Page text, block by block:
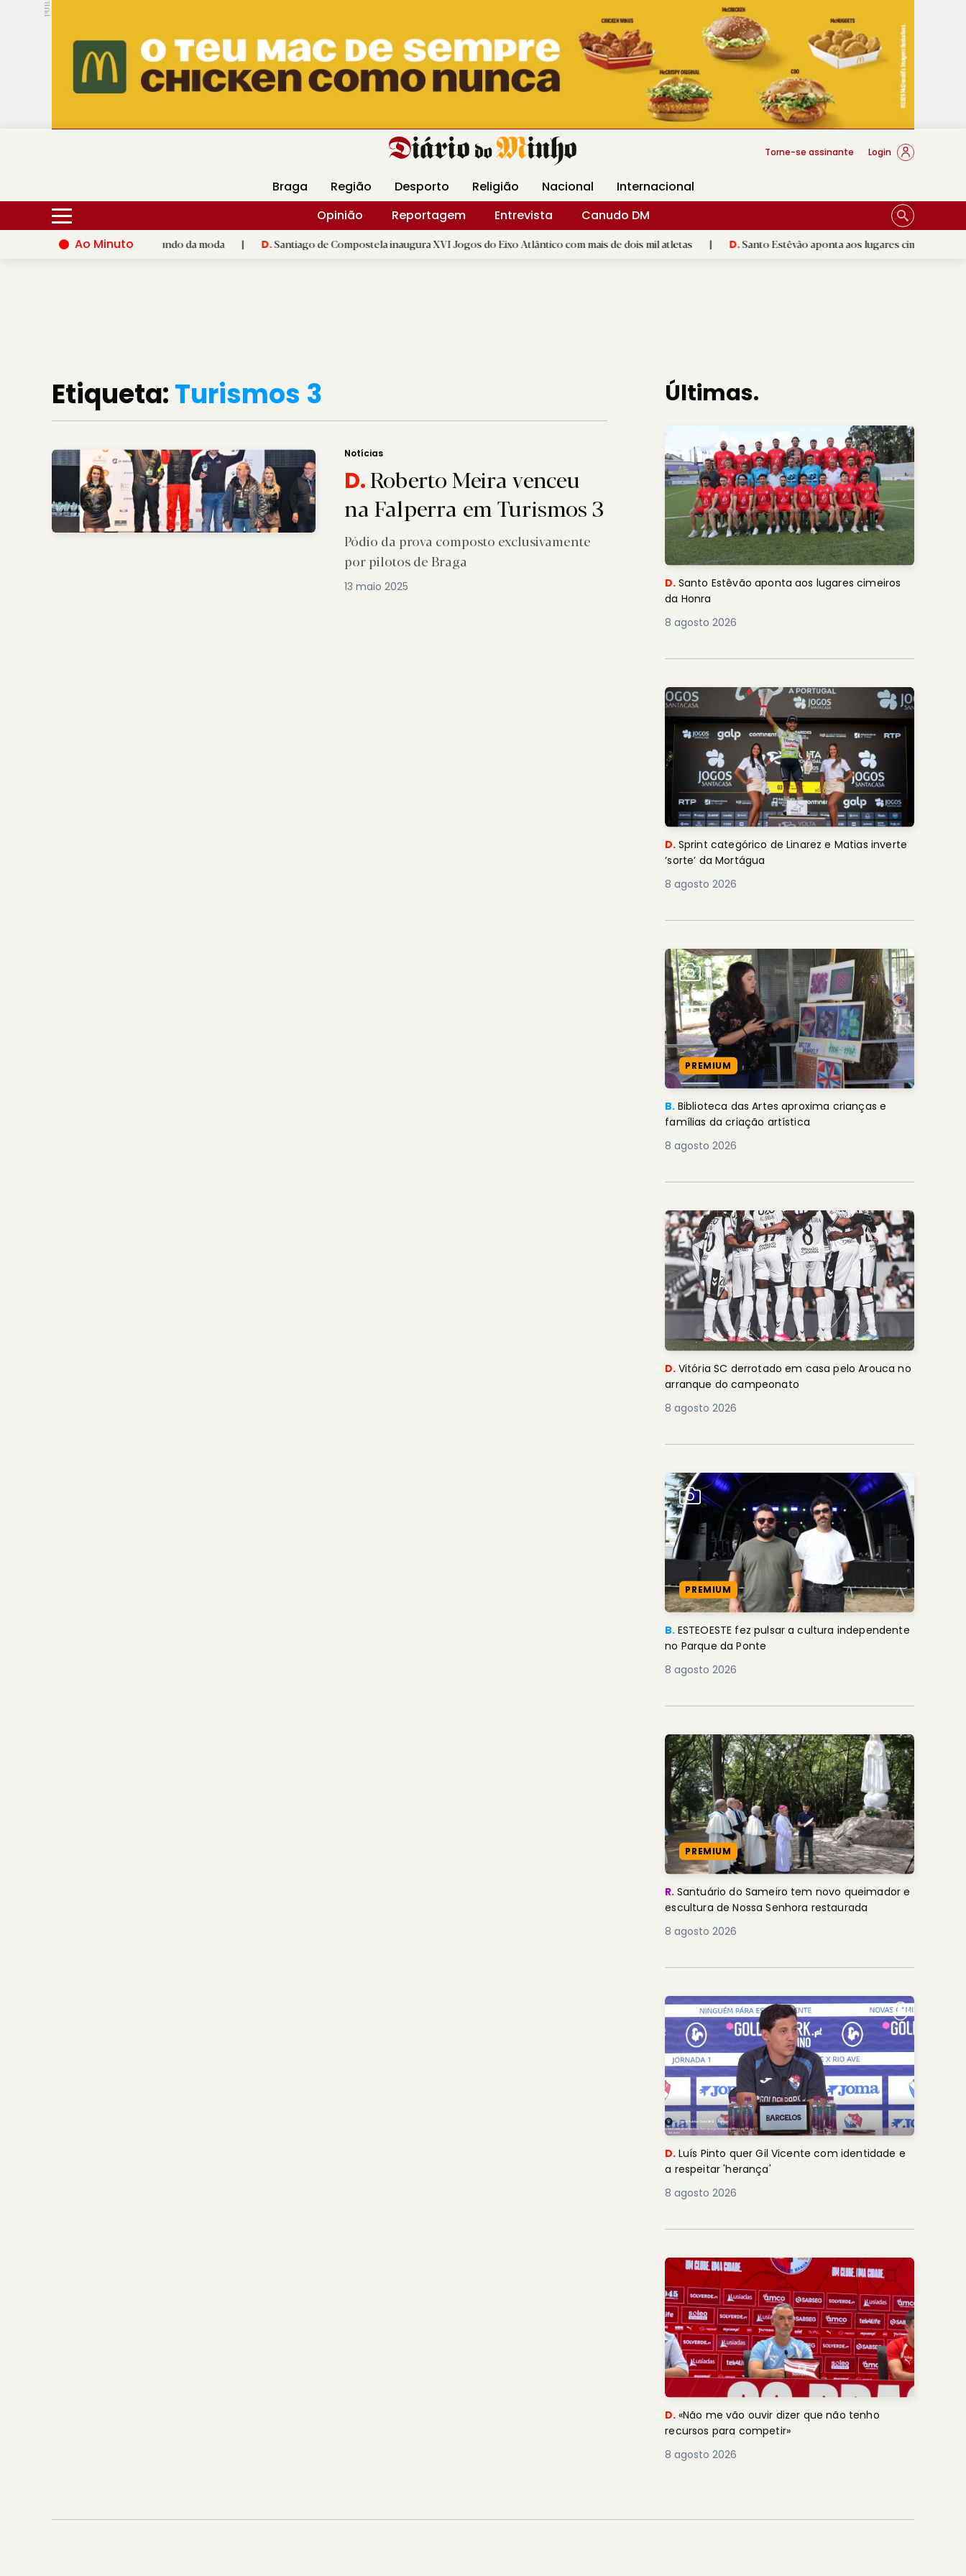
PUB.
Hoje 16ºC 28ºC DMtv Revista Minha Gráfica DM Livraria DM Arquidiocese Braga
Torne-se assinante Login
Braga Região Desporto Religião Nacional
Internacional
Opinião
Reportagem Entrevista
Canudo DM
Ao Minuto
e à inovação do mundo da moda | D.Santiago de Compostela inaugura XVI Jogos do Eixo Atlântico com mais de dois mil atletas | D.Santo Estêvão aponta aos lugares cimeiros da Honra
Etiqueta:Turismos 3
Notícias
D.Roberto Meira venceu
na Falperra em Turismos 3
Pódio da prova composto exclusivamente
por pilotos de Braga
13 maio 2025
Últimas.
D. Santo Estêvão aponta aos lugares cimeiros
da Honra
8 agosto 2026
D. Sprint categórico de Linarez e Matias inverte
‘sorte’ da Mortágua
8 agosto 2026
PREMIUM
B. Biblioteca das Artes aproxima crianças e
famílias da criação artística
8 agosto 2026
D. Vitória SC derrotado em casa pelo Arouca no
arranque do campeonato
8 agosto 2026
PREMIUM
B. ESTEOESTE fez pulsar a cultura independente
no Parque da Ponte
8 agosto 2026
PREMIUM
R. Santuário do Sameiro tem novo queimador e
escultura de Nossa Senhora restaurada
8 agosto 2026
D. Luís Pinto quer Gil Vicente com identidade e
a respeitar 'herança'
8 agosto 2026
D. «Não me vão ouvir dizer que não tenho
recursos para competir»
8 agosto 2026